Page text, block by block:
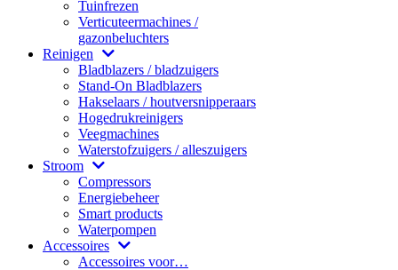
Tuinfrezen
Verticuteermachines /
gazonbeluchters
Reinigen
Bladblazers / bladzuigers
Stand-On Bladblazers
Hakselaars / houtversnipperaars
Hogedrukreinigers
Veegmachines
Waterstofzuigers / alleszuigers
Stroom
Compressors
Energiebeheer
Smart products
Waterpompen
Accessoires
Accessoires voor…